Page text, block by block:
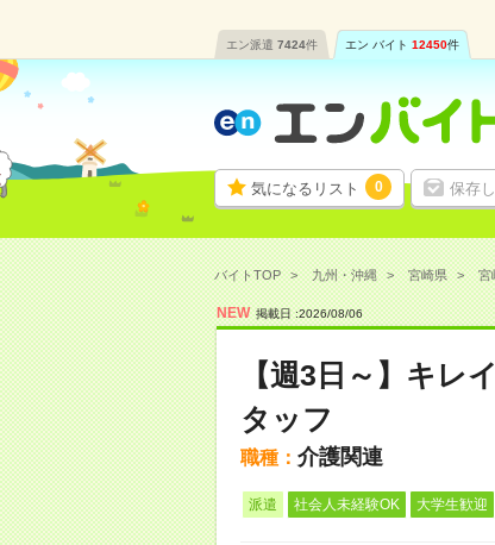
エン派遣 7424件 エン バイト 12450件
気になるリスト 0 保存
バイトTOP 九州・沖縄 宮崎県 宮
NEW 掲載日 :2026/08/06
【週3日～】キレ
タッフ
職種： 介護関連
派遣 社会人未経験OK 大学生歓迎